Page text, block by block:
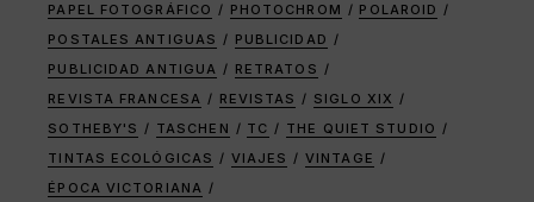
PAPEL FOTOGRÁFICO
PHOTOCHROM
POLAROID
POSTALES ANTIGUAS
PUBLICIDAD
PUBLICIDAD ANTIGUA
RETRATOS
REVISTA FRANCESA
REVISTAS
SIGLO XIX
SOTHEBY'S
TASCHEN TC
THE QUIET STUDIO
TINTAS ECOLÓGICAS
VIAJES
VINTAGE
ÉPOCA VICTORIANA